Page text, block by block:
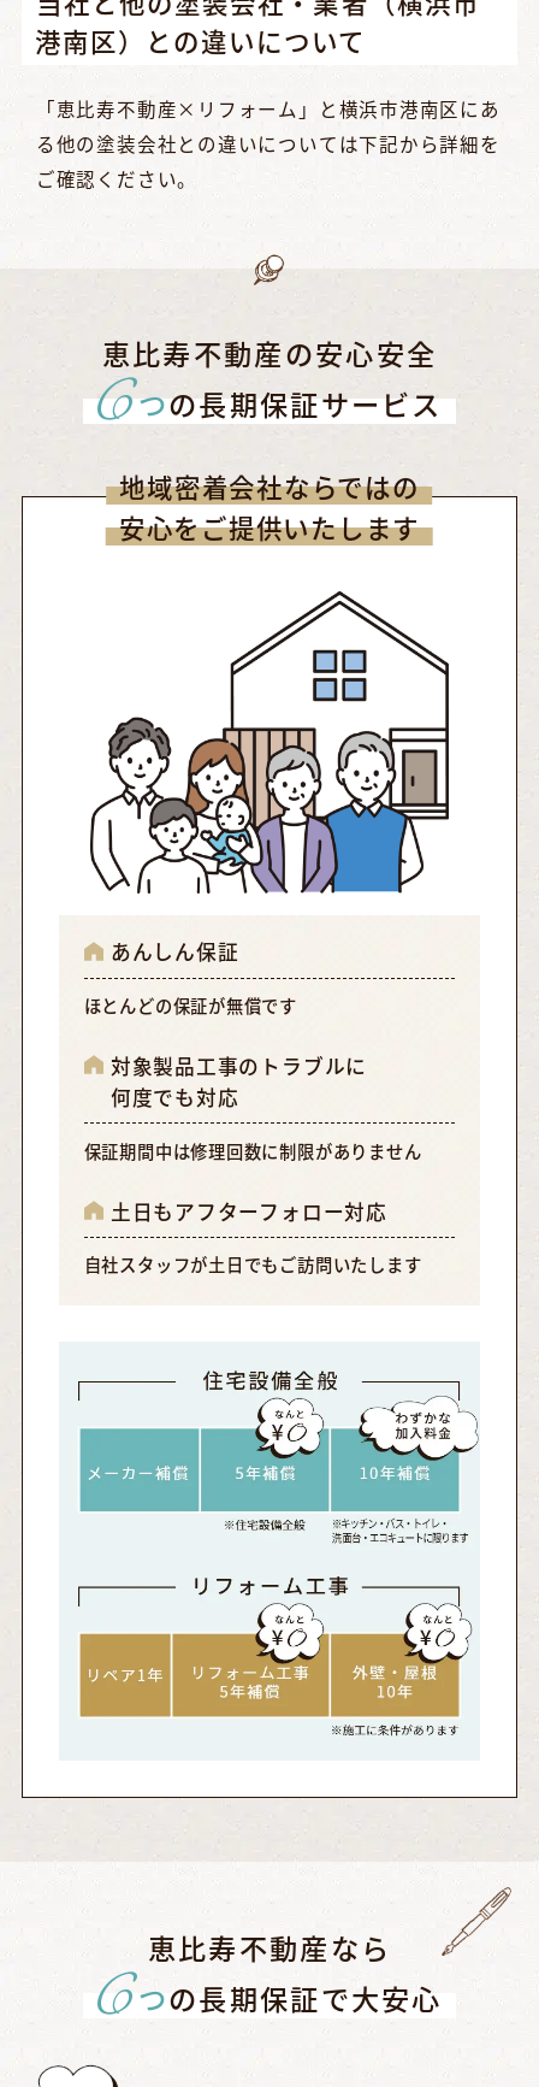
港南区）との違いについて
「恵比寿不動産×リフォーム」と横浜市港南区にあ
る他の塗装会社との違いについては下記から詳細を
ご確認ください。
恵比寿不動産の安心安全
6つの長期保証サービス
地域密着会社ならではの
安心をご提供いたします
あんしん保証
ほとんどの保証が無償です
対象製品工事のトラブルに
何度でも対応
保証期間中は修理回数に制限がありません
土日もアフターフォロー対応
自社スタッフが土日でもご訪問いたします
恵比寿不動産なら
6つの長期保証で大安心